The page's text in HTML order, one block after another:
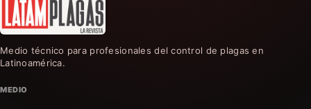
Medio técnico para profesionales del control de plagas en
Latinoamérica.
MEDIO